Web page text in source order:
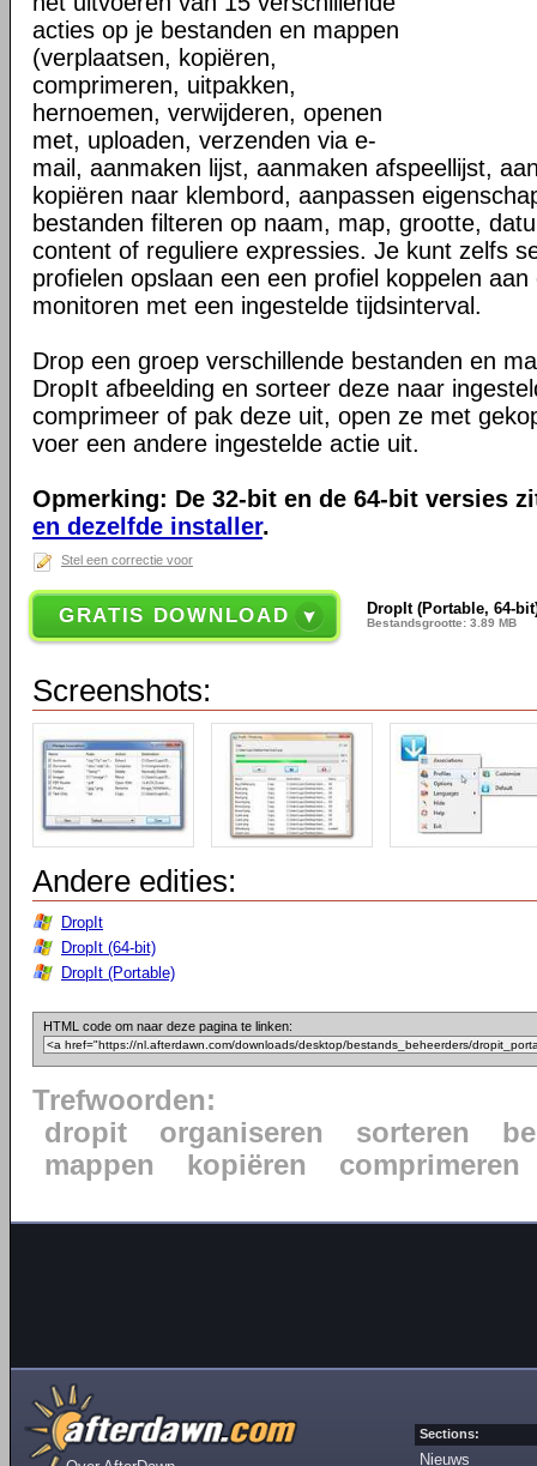
acties op je bestanden en mappen
(verplaatsen, kopiëren,
comprimeren, uitpakken,
hernoemen, verwijderen, openen
met, uploaden, verzenden via e-
mail, aanmaken lijst, aanmaken afspeellijst,
kopiëren naar klembord, aanpassen
bestanden filteren op naam, map, grootte,
content of reguliere expressies. Je kunt zelfs
profielen opslaan een een profiel koppelen
monitoren met een ingestelde tijdsinterval.
Drop een groep verschillende bestanden en
DropIt afbeelding en sorteer deze naar
comprimeer of pak deze uit, open ze met
voer een andere ingestelde actie uit.
Opmerking: De 32-bit en de 64-bit versies
en dezelfde installer.
Stel een correctie voor
GRATIS DOWNLOAD DropIt (Portable, 64-
Bestandsgrootte: 3.89 MB
Screenshots:
Andere edities:
DropIt
DropIt (64-bit)
DropIt (Portable)
HTML code om naar deze pagina te linken:
Trefwoorden:
dropit
organiseren sorteren
mappen
kopiëren comprimeren
Sections:
Nieuws